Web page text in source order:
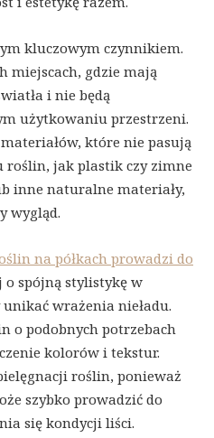
kluczowym czynnikiem.
miejscach, gdzie mają
i nie będą
użytkowaniu przestrzeni.
które nie pasują
jak plastik czy zimne
inne naturalne materiały,
wygląd.
na półkach prowadzi do
o spójną stylistykę w
wrażenia nieładu.
o podobnych potrzebach
kolorów i tekstur.
roślin, ponieważ
szybko prowadzić do
się kondycji liści.